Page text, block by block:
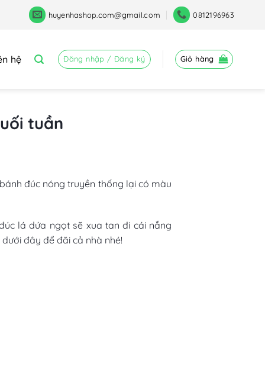
huyenhashop.com@gmail.com 0812196963
hệ Đăng nhập / Đăng ký Giỏ hàng
tuần
đúc nóng truyền thống lại có màu
lá dứa ngọt sẽ xua tan đi cái nắng
đây để đãi cả nhà nhé!